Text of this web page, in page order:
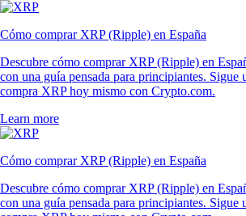
Cómo comprar XRP (Ripple) en España
Descubre cómo comprar XRP (Ripple) en
con una guía pensada para principiantes. Sigue
compra XRP hoy mismo con Crypto.com.
Learn more
Cómo comprar XRP (Ripple) en España
Descubre cómo comprar XRP (Ripple) en
con una guía pensada para principiantes. Sigue